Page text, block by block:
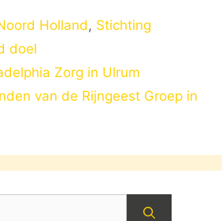
Holland, Stichting
doel
Zorg in Ulrum
van de Rijngeest Groep in